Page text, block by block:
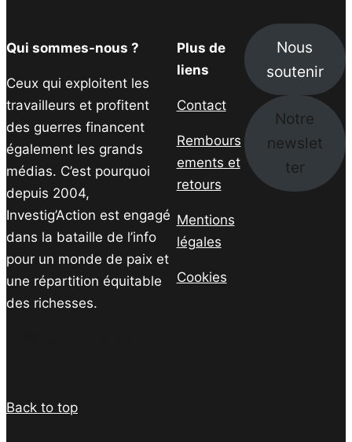
Qui sommes-nous ?
Ceux qui exploitent les
travailleurs et profitent
des guerres financent
également les grands
médias. C’est pourquoi
depuis 2004,
Investig’Action est engagé
dans la bataille de l’info
pour un monde de paix et
une répartition équitable
des richesses.
Plus de
liens
Contact
Rembours
ements et
retours
Mentions
légales
Cookies
Nous
soutenir
Notre
newslet
ter
Back to top